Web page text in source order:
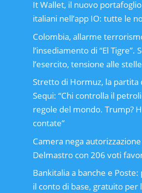
It Wallet, il nuovo
italiani nell’app IO: tutte le
Colombia, allarme
l’insediamento di “El Tigre”.
l’esercito, tensione alle stelle
Stretto di Hormuz, la partita
Sequi: “Chi controlla il
regole del mondo. Trump?
contate”
Camera nega
Delmastro con 206 voti
Bankitalia a banche e
il conto di base, gratuito per